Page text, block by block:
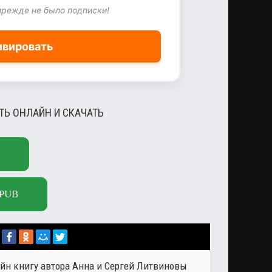
не было подписки!
ОНЛАЙН И СКАЧАТЬ
книгу автора Анна и Сергей Литвиновы